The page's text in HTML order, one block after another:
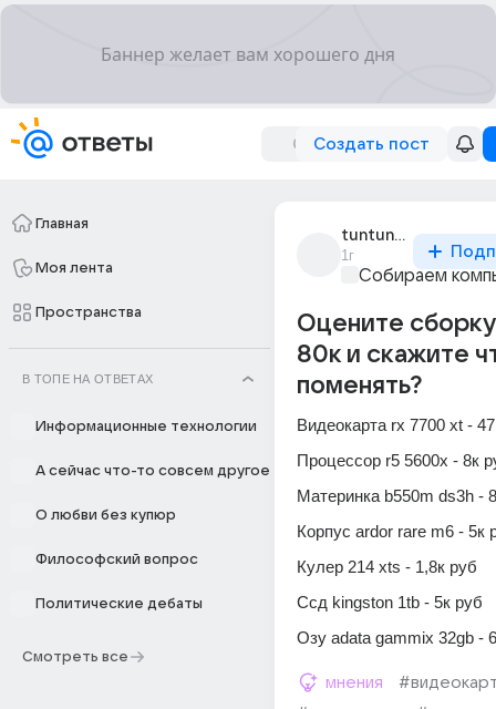
Создать пост
Главная
Моя лента
Пространства
В ТОПЕ НА ОТВЕТАХ
Информационные технологии
А сейчас что-то совсем другое
О любви без купюр
Философский вопрос
Политические дебаты
Смотреть все
tuntuntunsagur
1г
Собираем
Оцените сборку
80к и скажите
поменять?
Видеокарта rx 7700 xt -
Процессор r5 5600x - 8к
Материнка b550m ds3h -
Корпус ardor rare m6 - 5к
Кулер 214 xts - 1,8к руб
Ссд kingston 1tb - 5к руб
Озу adata gammix 32gb -
мнения